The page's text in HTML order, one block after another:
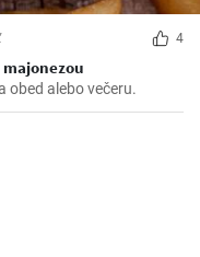
4
obed alebo večeru.